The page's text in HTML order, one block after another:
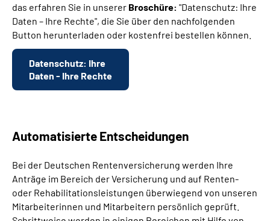
Leichte Sprache
Mein Kundenportal
das erfahren Sie in unserer Broschüre: "Datenschutz: Ihre
Daten – Ihre Rechte", die Sie über den nachfolgenden
Button herunterladen oder kostenfrei bestellen können.
Datenschutz: Ihre
Daten - Ihre Rechte
Automatisierte Entscheidungen
Bei der Deutschen Rentenversicherung werden Ihre
Anträge im Bereich der Versicherung und auf Renten-
oder Rehabilitationsleistungen überwiegend von unseren
Mitarbeiterinnen und Mitarbeitern persönlich geprüft.